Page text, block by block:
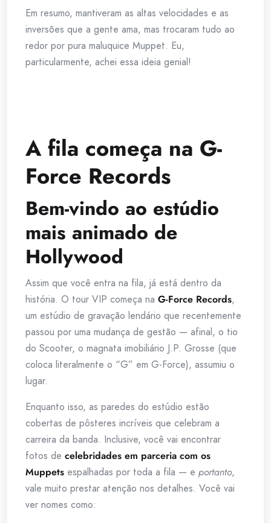
Em resumo, mantiveram as altas velocidades e as
inversões que a gente ama, mas trocaram tudo ao
redor por pura maluquice Muppet. Eu,
particularmente, achei essa ideia genial!
A fila começa na G-
Force Records
Bem-vindo ao estúdio
mais animado de
Hollywood
Assim que você entra na fila, já está dentro da
história. O tour VIP começa na G-Force Records,
um estúdio de gravação lendário que recentemente
passou por uma mudança de gestão — afinal, o tio
do Scooter, o magnata imobiliário J.P. Grosse (que
coloca literalmente o “G” em G-Force), assumiu o
lugar.
Enquanto isso, as paredes do estúdio estão
cobertas de pôsteres incríveis que celebram a
carreira da banda. Inclusive, você vai encontrar
fotos de celebridades em parceria com os
Muppets espalhadas por toda a fila — e portanto,
vale muito prestar atenção nos detalhes. Você vai
ver nomes como: